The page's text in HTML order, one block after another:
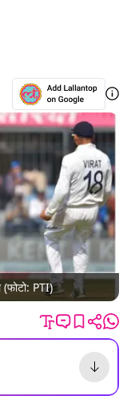
(फोटो: PTI)